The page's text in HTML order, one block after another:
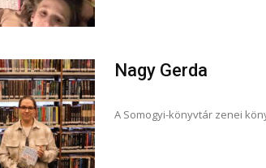
Nagy Gerda
A Somogyi-könyvtár zenei